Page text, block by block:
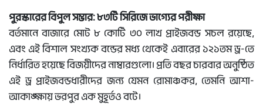
পুরস্কারের বিপুল সম্ভার: ৮৩টি সিরিজে ভাগ্যের পরীক্ষা
বর্তমানে বাজারে মোট ৮ কোটি ৩০ লাখ প্রাইজবন্ড সচল রয়েছে,
এবং এই বিশাল সংখ্যক বন্ডের মধ্য থেকেই এবারের ১২১তম ড্র-তে
নির্ধারিত হয়েছে বিজয়ীদের নাম্বারগুলো। প্রতি বছর চারবার অনুষ্ঠিত
এই ড্র প্রাইজবন্ডধারীদের জন্য যেমন রোমাঞ্চকর, তেমনি আশা-
আকাঙ্ক্ষায় ভরপুর এক মুহূর্তও বটে।